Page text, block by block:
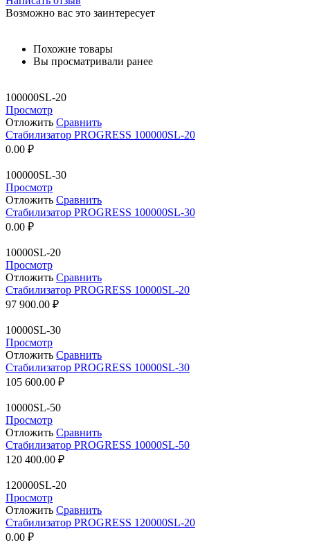
Возможно вас это заинтересует
Похожие товары
Вы просматривали ранее
100000SL-20
Просмотр
Отложить Сравнить
Стабилизатор PROGRESS 100000SL-20
0.00 ₽
100000SL-30
Просмотр
Отложить Сравнить
Стабилизатор PROGRESS 100000SL-30
0.00 ₽
10000SL-20
Просмотр
Отложить Сравнить
Стабилизатор PROGRESS 10000SL-20
97 900.00 ₽
10000SL-30
Просмотр
Отложить Сравнить
Стабилизатор PROGRESS 10000SL-30
105 600.00 ₽
10000SL-50
Просмотр
Отложить Сравнить
Стабилизатор PROGRESS 10000SL-50
120 400.00 ₽
120000SL-20
Просмотр
Отложить Сравнить
Стабилизатор PROGRESS 120000SL-20
0.00 ₽